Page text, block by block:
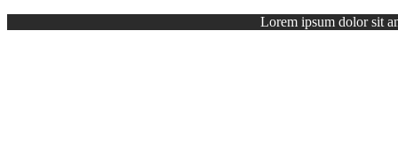
Lorem ipsum dolor sit